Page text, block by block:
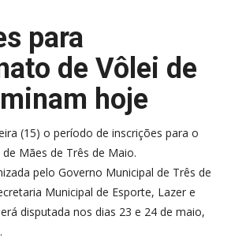
para
de Vôlei de
hoje
(15) o período de inscrições para o
Mães de Três de Maio.
pelo Governo Municipal de Três de
Municipal de Esporte, Lazer e
disputada nos dias 23 e 24 de maio,